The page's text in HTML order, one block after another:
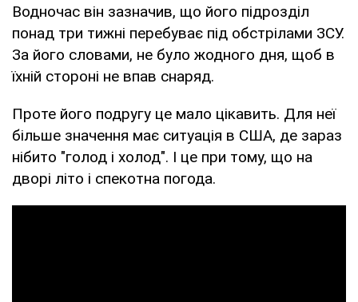
Водночас він зазначив, що його підрозділ
понад три тижні перебуває під обстрілами ЗСУ.
За його словами, не було жодного дня, щоб в
їхній стороні не впав снаряд.
Проте його подругу це мало цікавить. Для неї
більше значення має ситуація в США, де зараз
нібито "голод і холод". І це при тому, що на
дворі літо і спекотна погода.